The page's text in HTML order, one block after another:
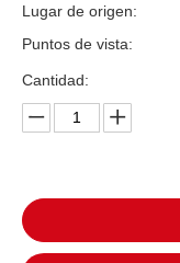
Lugar de origen:
Puntos de vista:
Cantidad: